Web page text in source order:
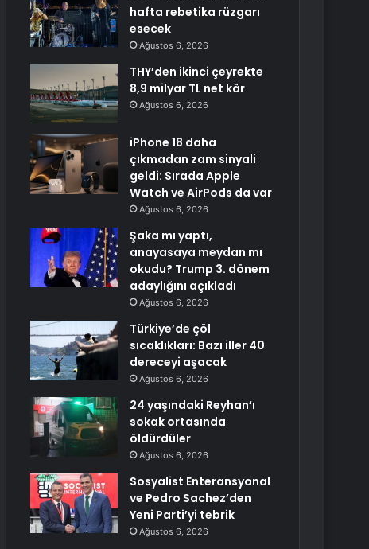
hafta rebetika rüzgarı
esecek
Ağustos 6, 2026
THY’den ikinci çeyrekte
8,9 milyar TL net kâr
Ağustos 6, 2026
iPhone 18 daha
çıkmadan zam sinyali
geldi: Sırada Apple
Watch ve AirPods da var
Ağustos 6, 2026
Şaka mı yaptı,
anayasaya meydan mı
okudu? Trump 3. dönem
adaylığını açıkladı
Ağustos 6, 2026
Türkiye’de çöl
sıcaklıkları: Bazı iller 40
dereceyi aşacak
Ağustos 6, 2026
24 yaşındaki Reyhan’ı
sokak ortasında
öldürdüler
Ağustos 6, 2026
Sosyalist Enteransyonal
ve Pedro Sachez’den
Yeni Parti’yi tebrik
Ağustos 6, 2026